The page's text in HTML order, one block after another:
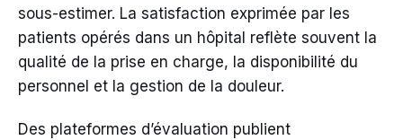
sous-estimer. La satisfaction exprimée par les
patients opérés dans un hôpital reflète souvent la
qualité de la prise en charge, la disponibilité du
personnel et la gestion de la douleur.
Des plateformes d’évaluation publient